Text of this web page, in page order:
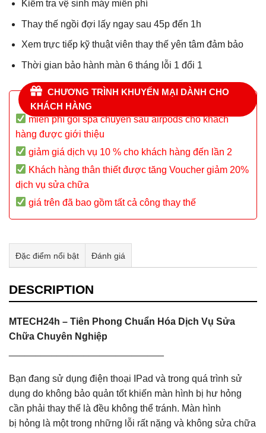
Kiểm tra vệ sinh máy miễn phí
Thay thế ngồi đợi lấy ngay sau 45p đến 1h
Xem trực tiếp kỹ thuật viên thay thế yên tâm đảm bảo
Thời gian bảo hành màn 6 tháng lỗi 1 đổi 1
CHƯƠNG TRÌNH KHUYẾN MẠI DÀNH CHO
KHÁCH HÀNG
miễn phí gói spa chuyên sâu airpods cho khách
hàng được giới thiệu
giảm giá dịch vụ 10 % cho khách hàng đến lần 2
Khách hàng thân thiết được tăng Voucher giảm 20%
dịch vụ sửa chữa
giá trên đã bao gồm tất cả công thay thế
Đặc điểm nổi bật Đánh giá
DESCRIPTION
MTECH24h – Tiên Phong Chuẩn Hóa Dịch Vụ Sửa
Chữa Chuyên Nghiệp
Bạn đang sử dụng điện thoại IPad và trong quá trình sử
dụng do không bảo quản tốt khiến màn hình bị hư hỏng
cần phải thay thế là đều không thể tránh. Màn hình
bị hỏng là một trong những lỗi rất nặng và không sửa chữa